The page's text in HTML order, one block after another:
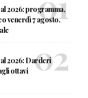
2026: programma,
venerdì 7 agosto.
2026: Darderi
ottavi